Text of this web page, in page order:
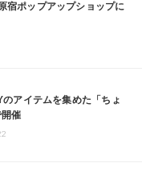
宿ポップアップショップに
アイテムを集めた「ちょ
催